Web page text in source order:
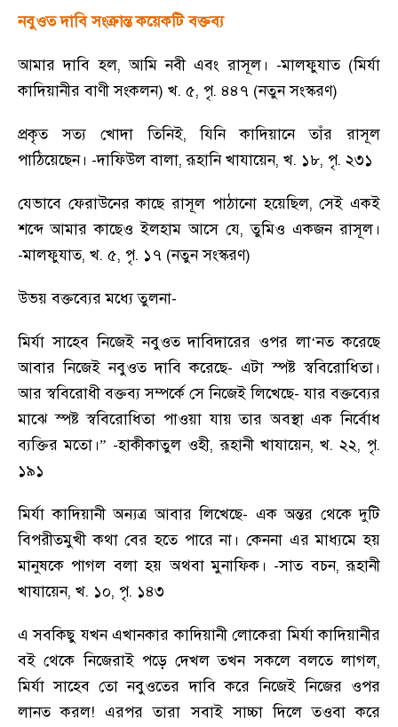
নবুওত দাবি সংক্রান্ত কয়েকটি বক্তব্য
আমার দাবি হল,আমি নবী এবং রাসূল। -মালফুযাত (মির্যা
কাদিয়ানীর বাণী সংকলন) খ. ৫, পৃ. ৪৪৭ (নতুন সংস্করণ)
প্রকৃত সত্য খোদা তিনিই,যিনি কাদিয়ানে তাঁর রাসূল
পাঠিয়েছেন। -দাফিউল বালা,রূহানি খাযায়েন, খ. ১৮, পৃ. ২৩১
যেভাবে ফেরাউনের কাছে রাসূল পাঠানো হয়েছিল,সেই একই
শব্দে আমার কাছেও ইলহাম আসে যে,তুমিও একজন রাসূল।
-মালফুযাত, খ. ৫, পৃ. ১৭ (নতুন সংস্করণ)
উভয় বক্তব্যের মধ্যে তুলনা-
মির্যা সাহেব নিজেই নবুওত দাবিদারের ওপর লা‘নত করেছে
আবার নিজেই নবুওত দাবি করেছে- এটা স্পষ্ট স্ববিরোধিতা।
আর স্ববিরোধী বক্তব্য সম্পর্কে সে নিজেই লিখেছে-যার বক্তব্যের
মাঝে স্পষ্ট স্ববিরোধিতা পাওয়া যায় তার অবস্থা এক নির্বোধ
ব্যক্তির মতো।” -হাকীকাতুল ওহী,রূহানী খাযায়েন, খ. ২২, পৃ.
১৯১
মির্যা কাদিয়ানী অন্যত্র আবার লিখেছে- এক অন্তর থেকে দুটি
বিপরীতমুখী কথা বের হতে পারে না। কেননা এর মাধ্যমে হয়
মানুষকে পাগল বলা হয় অথবা মুনাফিক। -সাত বচন,রূহানী
খাযায়েন, খ. ১০, পৃ. ১৪৩
এ সবকিছু যখন এখানকার কাদিয়ানী লোকেরা মির্যা কাদিয়ানীর
বই থেকে নিজেরাই পড়ে দেখল তখন সকলে বলতে লাগল,
মির্যা সাহেব তো নবুওতের দাবি করে নিজেই নিজের ওপর
লানত করল! এরপর তারা সবাই সাচ্চা দিলে তওবা করে